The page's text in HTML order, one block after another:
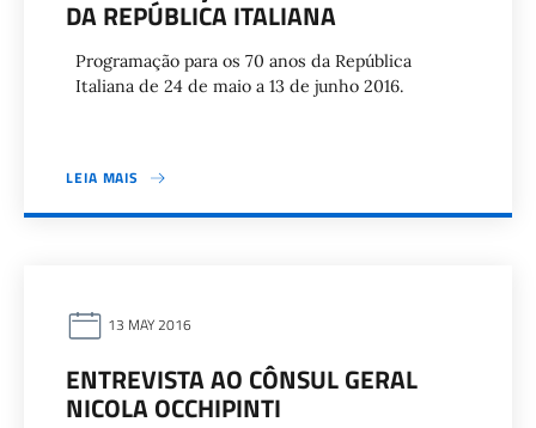
DA REPÚBLICA ITALIANA
Programação para os 70 anos da República
Italiana de 24 de maio a 13 de junho 2016.
LEIA MAIS
13 MAY 2016
ENTREVISTA AO CÔNSUL GERAL
NICOLA OCCHIPINTI